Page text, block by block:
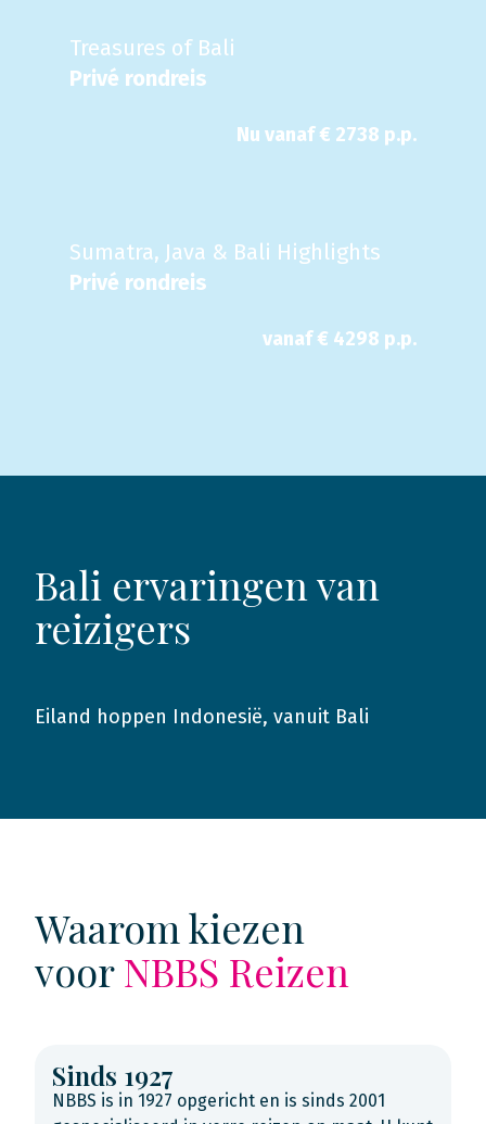
Treasures of Bali
Privé rondreis
Nu vanaf € 2738 p.p.
Sumatra, Java & Bali Highlights
Privé rondreis
vanaf € 4298 p.p.
Bali ervaringen van
reizigers
2017
Eiland hoppen Indonesië, vanuit Bali
Waarom kiezen
voorNBBS Reizen
Sinds 1927
NBBS is in 1927 opgericht en is sinds 2001